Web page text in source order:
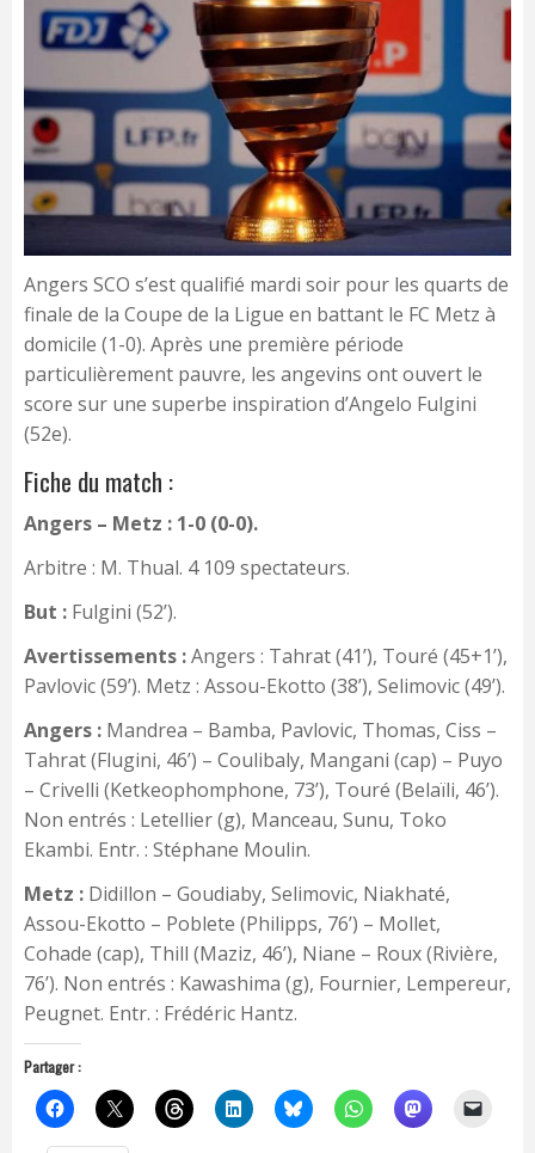
Angers SCO s’est qualifié mardi soir pour les quarts de
finale de la Coupe de la Ligue en battant le FC Metz à
domicile (1-0). Après une première période
particulièrement pauvre, les angevins ont ouvert le
score sur une superbe inspiration d’Angelo Fulgini
(52e).
Fiche du match :
Angers – Metz : 1-0 (0-0).
Arbitre : M. Thual. 4 109 spectateurs.
But : Fulgini (52’).
Avertissements :Angers : Tahrat (41’), Touré (45+1’),
Pavlovic (59’). Metz : Assou-Ekotto (38’), Selimovic (49’).
Angers : Mandrea – Bamba, Pavlovic, Thomas, Ciss –
Tahrat (Flugini, 46’) – Coulibaly, Mangani (cap) – Puyo
– Crivelli (Ketkeophomphone, 73’), Touré (Belaïli, 46’).
Non entrés : Letellier (g), Manceau, Sunu, Toko
Ekambi. Entr. : Stéphane Moulin.
Metz : Didillon – Goudiaby, Selimovic, Niakhaté,
Assou-Ekotto – Poblete (Philipps, 76’) – Mollet,
Cohade (cap), Thill (Maziz, 46’), Niane – Roux (Rivière,
76’). Non entrés : Kawashima (g), Fournier, Lempereur,
Peugnet. Entr. : Frédéric Hantz.
Partager :